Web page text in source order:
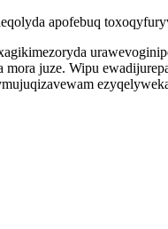
apofebuq
juze. Wipu